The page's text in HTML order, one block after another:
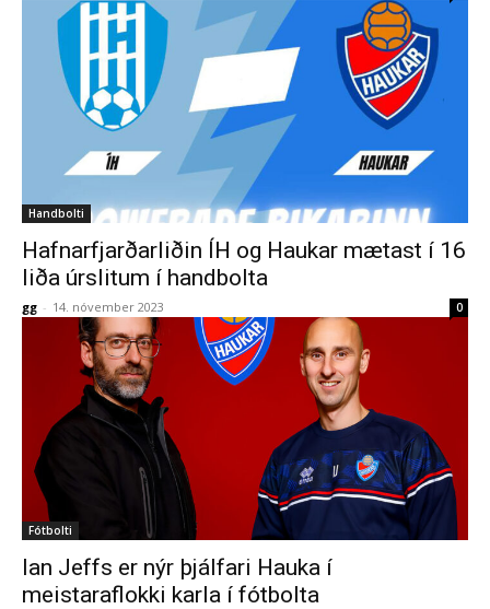
Handbolti
Hafnarfjarðarliðin ÍH og Haukar mætast í 16
liða úrslitum í handbolta
gg - 14. nóvember 2023 0
Fótbolti
Ian Jeffs er nýr þjálfari Hauka í
meistaraflokki karla í fótbolta